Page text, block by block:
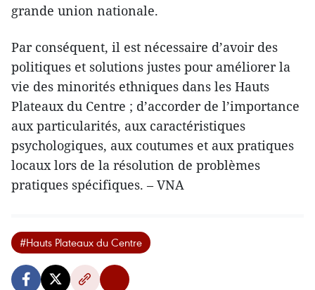
grande union nationale.
Par conséquent, il est nécessaire d’avoir des
politiques et solutions justes pour améliorer la
vie des minorités ethniques dans les Hauts
Plateaux du Centre ; d’accorder de l’importance
aux particularités, aux caractéristiques
psychologiques, aux coutumes et aux pratiques
locaux lors de la résolution de problèmes
pratiques spécifiques. – VNA
#Hauts Plateaux du Centre